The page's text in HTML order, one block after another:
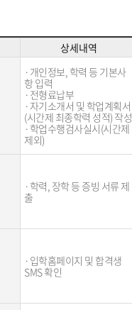
상세내역
·개인정보, 학력 등 기본사
항 입력
·전형료납부
·자기소개서 및 학업계획서
(시간제 최종학력 성적) 작성
·학업수행검사실시(시간제
제외)
·학력, 장학 등 증빙 서류 제
출
·입학홈페이지 및 합격생
SMS 확인